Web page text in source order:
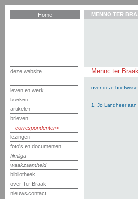
Home
deze website
leven en werk
boeken
artikelen
brieven
correspondenten
lezingen
foto's en documenten
filmliga
waakzaamheid
bibliotheek
over Ter Braak
nieuws/contact
MENNO TER
Menno ter
over deze
1. Jo Landheer aan